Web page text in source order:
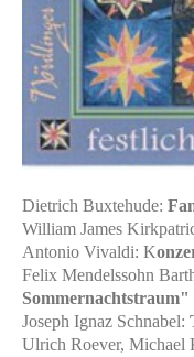
Dietrich Buxtehude:
William James
Antonio Vivaldi: K
Felix Mendelssohn
Sommernachtstraum"
Joseph Ignaz Schnabel:
Ulrich Roever, Michael